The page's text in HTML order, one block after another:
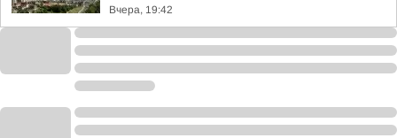
Вчера, 19:42